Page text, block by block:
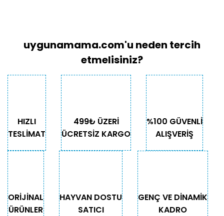
uygunamama.com'u neden tercih
etmelisiniz?
HIZLI
TESLİMAT
499₺ ÜZERİ
ÜCRETSİZ KARGO
%100 GÜVENLİ
ALIŞVERİŞ
ORİJİNAL
ÜRÜNLER
HAYVAN DOSTU
SATICI
GENÇ VE DİNAMİK
KADRO